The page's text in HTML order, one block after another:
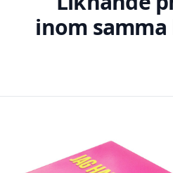
inom